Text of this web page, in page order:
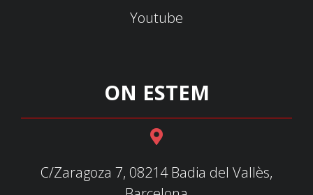
Youtube
ON ESTEM
C/Zaragoza 7, 08214 Badia del Vallès,